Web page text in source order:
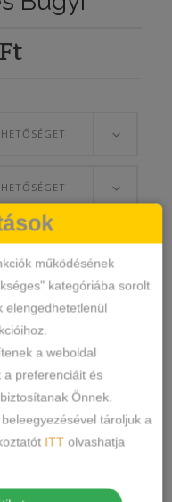
Ft
TESZEM
működésének
kategóriába sorolt
elengedhetetlenül
a weboldal
a preferenciáit és
Önnek.
tároljuk a
ITT olvashatja